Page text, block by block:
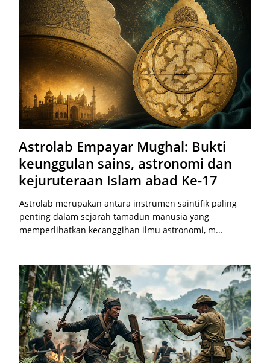
Astrolab Empayar Mughal: Bukti
keunggulan sains, astronomi dan
kejuruteraan Islam abad Ke-17
Astrolab merupakan antara instrumen saintifik paling
penting dalam sejarah tamadun manusia yang
memperlihatkan kecanggihan ilmu astronomi, m...